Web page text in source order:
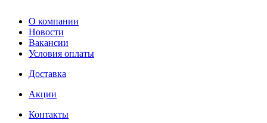
О компании
Новости
Вакансии
Условия оплаты
Доставка
Акции
Контакты